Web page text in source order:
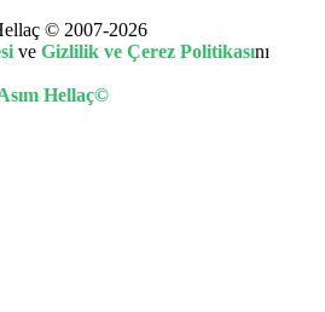
© 2007-2026
ve Gizlilik ve Çerez Politikasını
Hellaç©